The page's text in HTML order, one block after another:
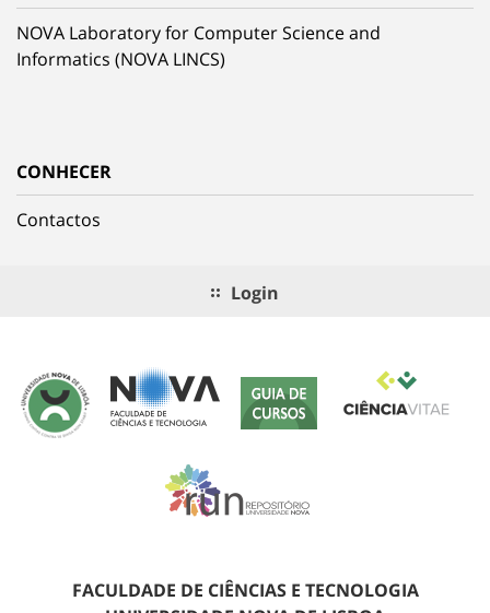
NOVA Laboratory for Computer Science and
Informatics (NOVA LINCS)
CONHECER
Contactos
Login
FACULDADE DE CIÊNCIAS E TECNOLOGIA